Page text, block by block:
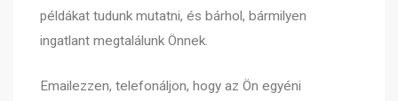
példákat tudunk mutatni, és bárhol, bármilyen
ingatlant megtalálunk Önnek.
Emailezzen, telefonáljon, hogy az Ön egyéni